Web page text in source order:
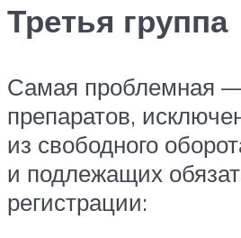
Третья группа
Самая проблемная
препаратов,
из свободного
и подлежащих
регистрации: